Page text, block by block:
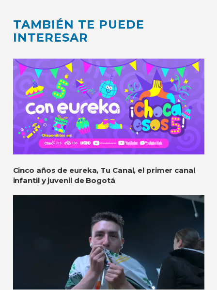
TAMBIÉN TE PUEDE
INTERESAR
Cinco años de eureka, Tu Canal, el primer canal
infantil y juvenil de Bogotá